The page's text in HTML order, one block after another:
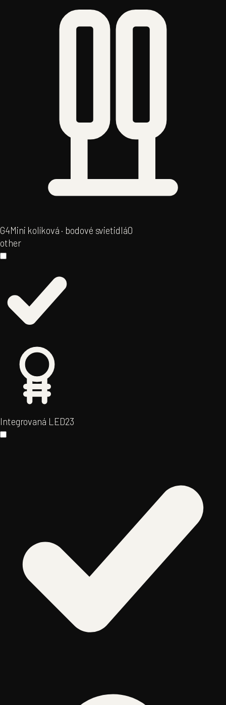
G4Mini kolíková · bodové svietidlá0
other
Integrovaná LED23